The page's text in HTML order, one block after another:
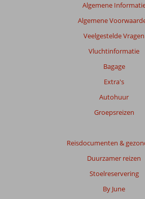
Algemene
Algemene
Veelgestelde Vragen
Vluchtinformatie
Bagage
Extra's
Autohuur
Groepsreizen
Reisdocumenten &
Duurzamer reizen
Stoelreservering
By June